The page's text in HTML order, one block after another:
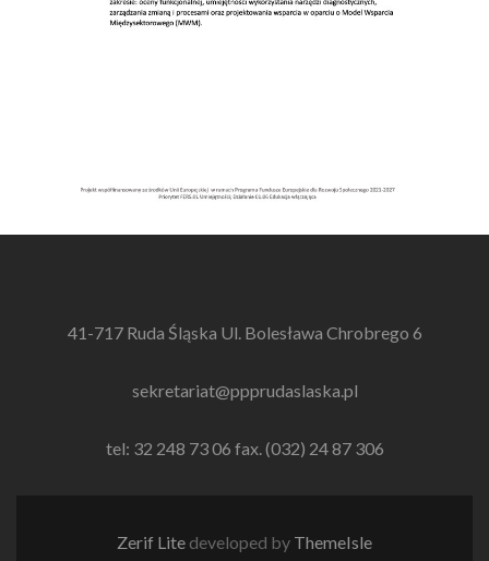
41-717 Ruda Śląska Ul. Bolesława Chrobrego 6
sekretariat@ppprudaslaska.pl
tel: 32 248 73 06 fax. (032) 24 87 306
Zerif Lite developed by ThemeIsle